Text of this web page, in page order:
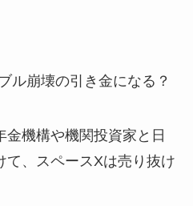
ル崩壊の引き金になる？
金機構や機関投資家と日
て、スペースXは売り抜け